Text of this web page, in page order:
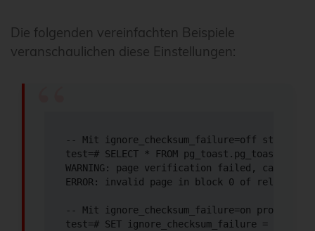
Die folgenden vereinfachten Beispiele
veranschaulichen diese Einstellungen:
-- Mit ignore_checksum_failure=off stoppt
test=# SELECT * FROM
WARNING: page verification failed,
ERROR: invalid page in block 0 of relation
-- Mit ignore_checksum_failure=on
test=# SET ignore_checksum_failure = ON;